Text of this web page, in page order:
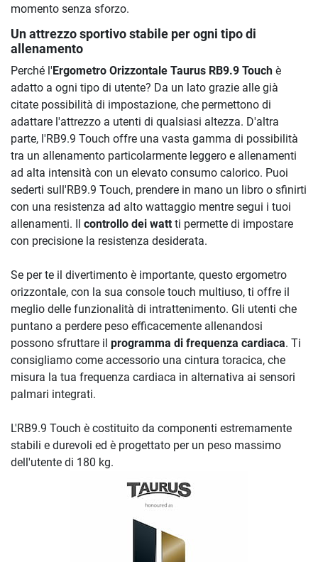
momento senza sforzo.
Un attrezzo sportivo stabile per ogni tipo di
allenamento
Perché l' Ergometro Orizzontale Taurus RB9.9 Touch è
adatto a ogni tipo di utente? Da un lato grazie alle già
citate possibilità di impostazione, che permettono di
adattare l'attrezzo a utenti di qualsiasi altezza. D'altra
parte, l'RB9.9 Touch offre una vasta gamma di possibilità
tra un allenamento particolarmente leggero e allenamenti
ad alta intensità con un elevato consumo calorico. Puoi
sederti sull'RB9.9 Touch, prendere in mano un libro o sfinirti
con una resistenza ad alto wattaggio mentre segui i tuoi
allenamenti. Il controllo dei watt ti permette di impostare
con precisione la resistenza desiderata.
Se per te il divertimento è importante, questo ergometro
orizzontale, con la sua console touch multiuso, ti offre il
meglio delle funzionalità di intrattenimento. Gli utenti che
puntano a perdere peso efficacemente allenandosi
possono sfruttare il programma di frequenza cardiaca. Ti
consigliamo come accessorio una cintura toracica, che
misura la tua frequenza cardiaca in alternativa ai sensori
palmari integrati.
L'RB9.9 Touch è costituito da componenti estremamente
stabili e durevoli ed è progettato per un peso massimo
dell'utente di 180 kg.